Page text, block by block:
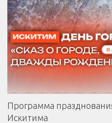
Программа
Искитима